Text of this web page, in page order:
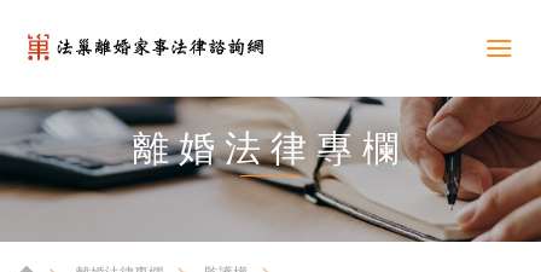
離婚法律專欄